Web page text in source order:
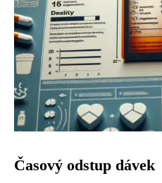
Časový odstup dávek